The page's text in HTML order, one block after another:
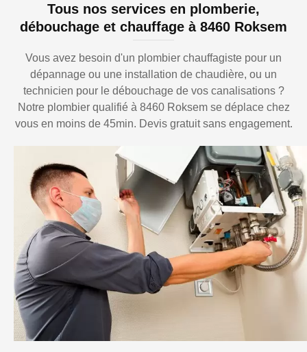
Tous nos services en plomberie,
débouchage et chauffage à 8460 Roksem
Vous avez besoin d'un plombier chauffagiste pour un
dépannage ou une installation de chaudière, ou un
technicien pour le débouchage de vos canalisations ?
Notre plombier qualifié à 8460 Roksem se déplace chez
vous en moins de 45min. Devis gratuit sans engagement.